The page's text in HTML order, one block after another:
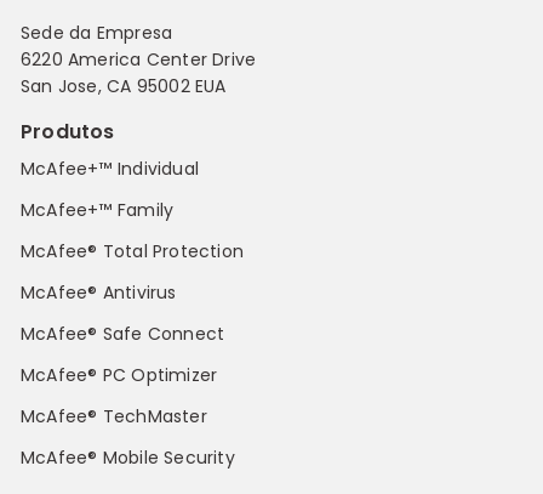
Sede da Empresa
6220 America Center Drive
San Jose, CA 95002 EUA
Produtos
McAfee+™ Individual
McAfee+™ Family
McAfee® Total Protection
McAfee® Antivirus
McAfee® Safe Connect
McAfee® PC Optimizer
McAfee® TechMaster
McAfee® Mobile Security